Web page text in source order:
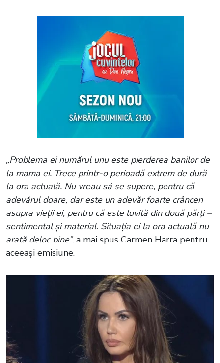
„Problema ei numărul unu este pierderea banilor de
la mama ei. Trece printr-o perioadă extrem de dură
la ora actuală. Nu vreau să se supere, pentru că
adevărul doare, dar este un adevăr foarte crâncen
asupra vieții ei, pentru că este lovită din două părți –
sentimental și material. Situația ei la ora actuală nu
arată deloc bine”, a mai spus Carmen Harra pentru
aceeași emisiune.